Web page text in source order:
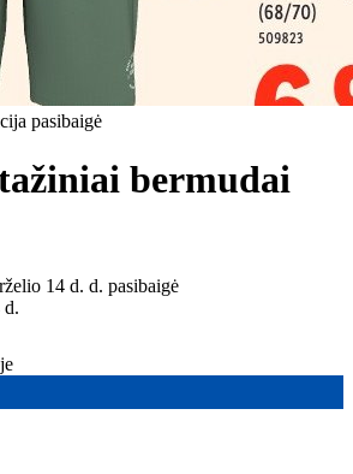
pasibaigė
bermudai
14 d. d. pasibaigė
d.